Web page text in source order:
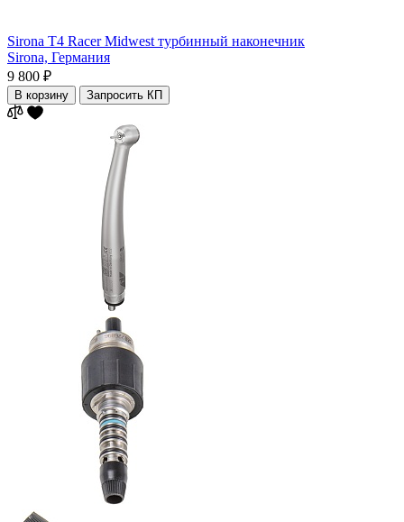
Sirona T4 Racer Midwest турбинный наконечник
Sirona, Германия
9 800 ₽
В корзину Запросить КП